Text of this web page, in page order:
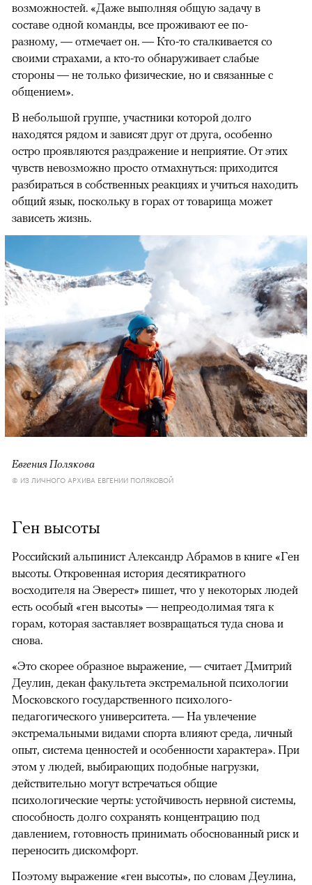
возможностей. «Даже выполняя общую задачу в
составе одной команды, все проживают ее по-
разному, — отмечает он. — Кто-то сталкивается со
своими страхами, а кто-то обнаруживает слабые
стороны — не только физические, но и связанные с
общением».
В небольшой группе, участники которой долго
находятся рядом и зависят друг от друга, особенно
остро проявляются раздражение и неприятие. От этих
чувств невозможно просто отмахнуться: приходится
разбираться в собственных реакциях и учиться находить
общий язык, поскольку в горах от товарища может
зависеть жизнь.
Евгения Полякова
© ИЗ ЛИЧНОГО АРХИВА ЕВГЕНИИ ПОЛЯКОВОЙ
Ген высоты
Российский альпинист Александр Абрамов в книге «Ген
высоты. Откровенная история десятикратного
восходителя на Эверест» пишет, что у некоторых людей
есть особый «ген высоты» — непреодолимая тяга к
горам, которая заставляет возвращаться туда снова и
снова.
«Это скорее образное выражение, — считает Дмитрий
Деулин, декан факультета экстремальной психологии
Московского государственного психолого-
педагогического университета. — На увлечение
экстремальными видами спорта влияют среда, личный
опыт, система ценностей и особенности характера». При
этом у людей, выбирающих подобные нагрузки,
действительно могут встречаться общие
психологические черты: устойчивость нервной системы,
способность долго сохранять концентрацию под
давлением, готовность принимать обоснованный риск и
переносить дискомфорт.
Поэтому выражение «ген высоты», по словам Деулина,